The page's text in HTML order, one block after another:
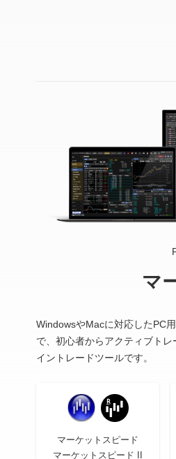
マ
WindowsやMacに対応したPC
で、初心者からアクティブト
イントレードツールです。
マーケットスピード
マーケットスピード II